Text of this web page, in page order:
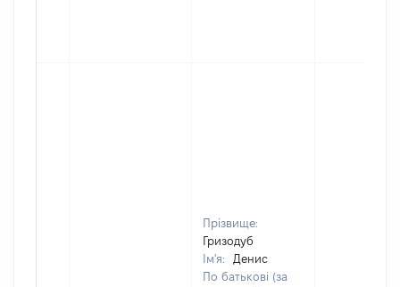
Прізвище:
Гризодуб
Ім'я:
Денис
По батькові (за